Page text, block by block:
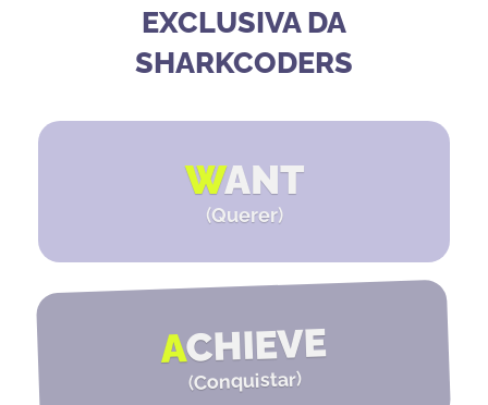
EXCLUSIVA DA
SHARKCODERS
WANT
(Querer)
ACHIEVE
(Conquistar)